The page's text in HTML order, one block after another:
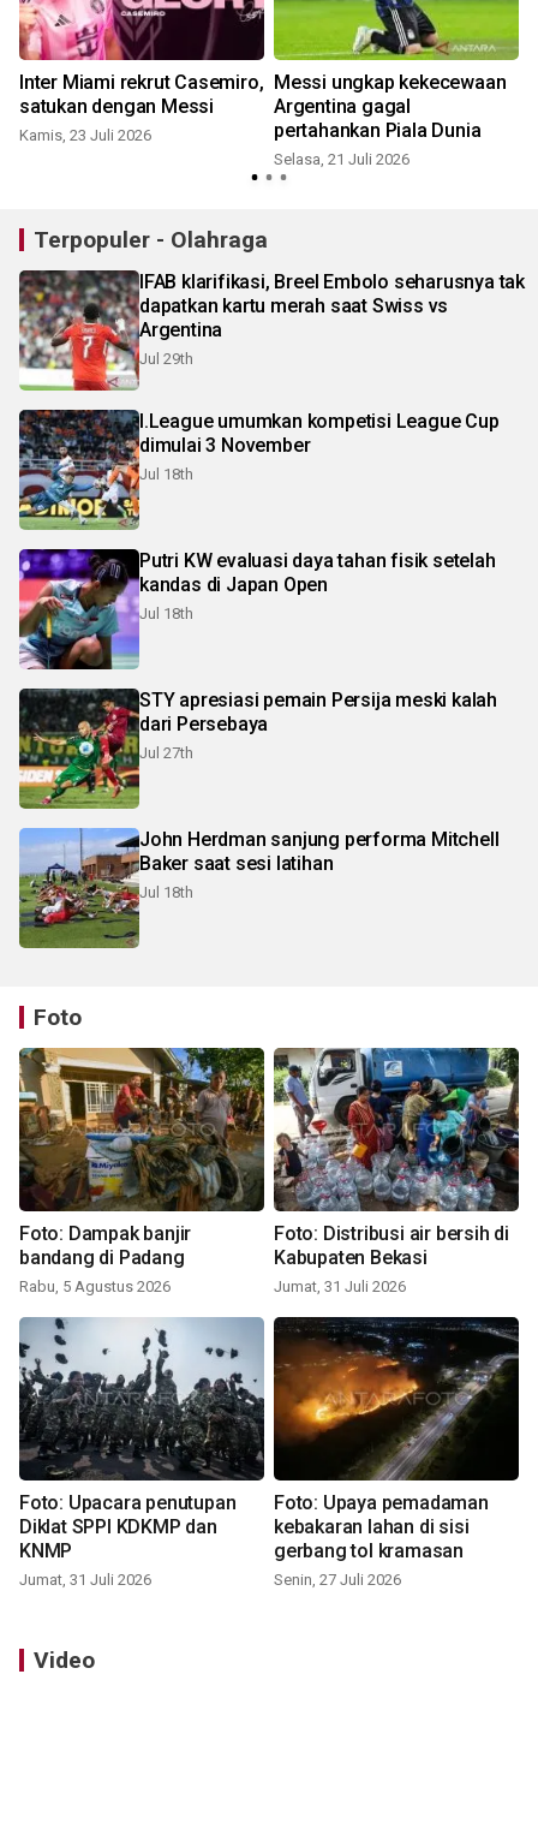
Inter Miami rekrut Casemiro,
satukan dengan Messi
Kamis, 23 Juli 2026
Messi ungkap kekecewaan
Argentina gagal
pertahankan Piala Dunia
Selasa, 21 Juli 2026
Terpopuler - Olahraga
IFAB klarifikasi, Breel Embolo seharusnya tak
dapatkan kartu merah saat Swiss vs
Argentina
Jul 29th
I.League umumkan kompetisi League Cup
dimulai 3 November
Jul 18th
Putri KW evaluasi daya tahan fisik setelah
kandas di Japan Open
Jul 18th
STY apresiasi pemain Persija meski kalah
dari Persebaya
Jul 27th
John Herdman sanjung performa Mitchell
Baker saat sesi latihan
Jul 18th
Foto
Foto: Dampak banjir
bandang di Padang
Rabu, 5 Agustus 2026
Foto: Distribusi air bersih di
Kabupaten Bekasi
Jumat, 31 Juli 2026
Foto: Upacara penutupan
Diklat SPPI KDKMP dan
KNMP
Jumat, 31 Juli 2026
Foto: Upaya pemadaman
kebakaran lahan di sisi
gerbang tol kramasan
Senin, 27 Juli 2026
Video